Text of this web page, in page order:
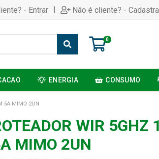
- Entrar | Não é cliente? -
0
ENERGIA CONSUMO
5A MIMO 2UN
WIR 5GHZ
MIMO 2UN